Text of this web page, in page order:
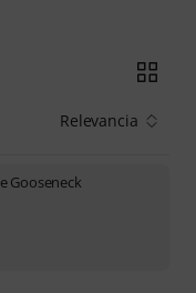
Relevancia
Gooseneck